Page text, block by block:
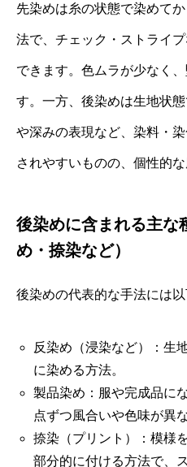
先染めは糸の状態で染めて
法で、チェック・ストライ
できます。色ムラが少なく
す。一方、後染めは生地状
や深みの表現など、染料・
されやすいものの、個性的
後染めに含まれる主な
め・捺染など）
後染めの代表的な手法には
反染め（浸染など）：生
に染める方法。
製品染め：服や完成品に
点ずつ風合いや色味が異
捺染（プリント）：模様
部分的に付ける方法で、